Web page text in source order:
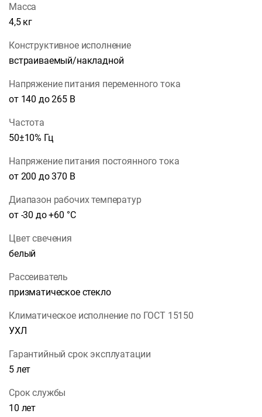
Масса
4,5 кг
Конструктивное исполнение
встраиваемый/накладной
Напряжение питания переменного тока
от 140 до 265 В
Частота
50±10% Гц
Напряжение питания постоянного тока
от 200 до 370 В
Диапазон рабочих температур
от -30 до +60 °С
Цвет свечения
белый
Рассеиватель
призматическое стекло
Климатическое исполнение по ГОСТ 15150
УХЛ
Гарантийный срок эксплуатации
5 лет
Срок службы
10 лет